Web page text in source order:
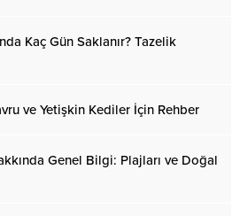
Kaç Gün Saklanır? Tazelik
ve Yetişkin Kediler İçin Rehber
Genel Bilgi: Plajları ve Doğal